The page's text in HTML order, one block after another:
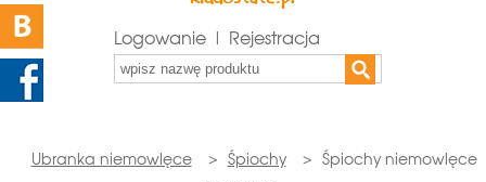
Logowanie | Rejestracja
Ubranka niemowlęce > Śpiochy >
Śpiochy niemowlęce